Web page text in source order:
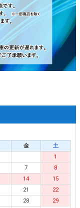
金
土
1
7
8
14
15
21
22
28
29